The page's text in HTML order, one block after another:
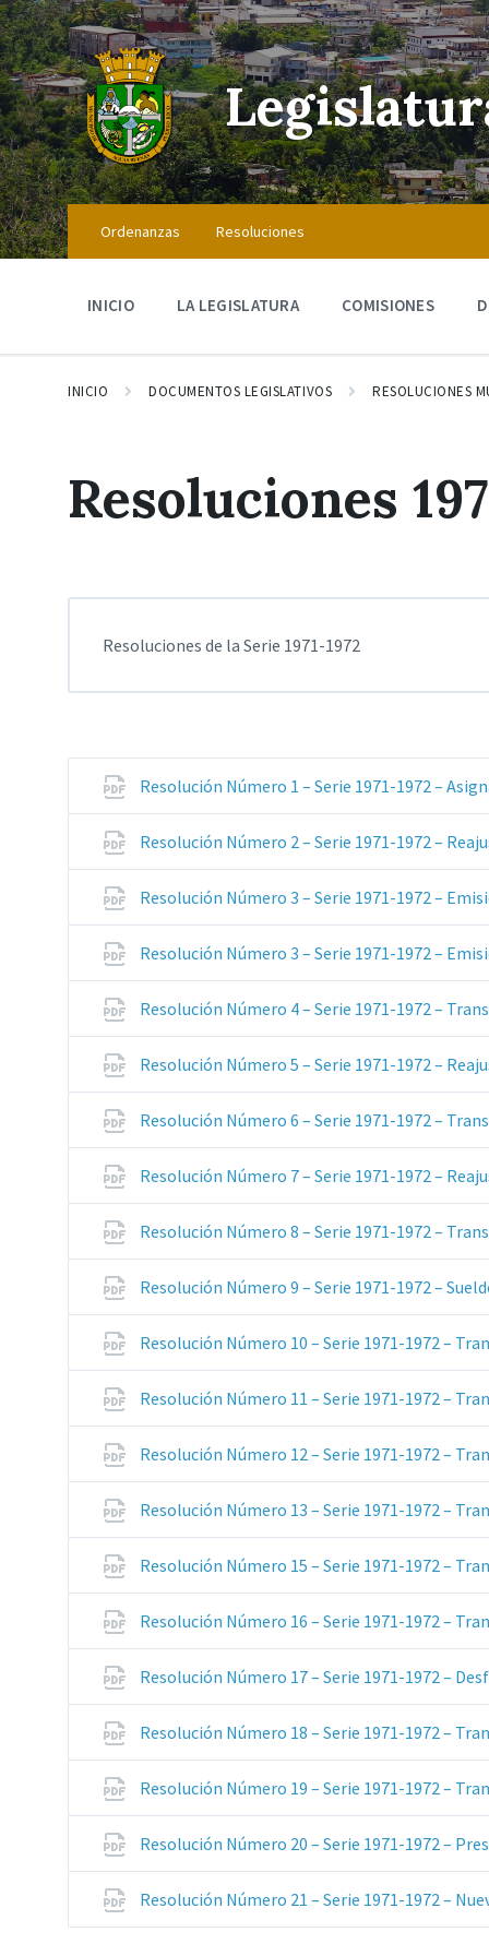
Skip
to
content
Skip
to
main
navigation
Skip
to
footer
Ordenanzas Resoluciones
INICIO LA LEGISLATURA COMISIONES
INICIO DOCUMENTOS LEGISLATIVOS RESOLUCIONES
Resoluciones
Resoluciones de la Serie 1971-1972
Resolución Número 1 – Serie 1971-1972 –
Resolución Número 2 – Serie 1971-1972 –
Resolución Número 3 – Serie 1971-1972 –
Resolución Número 3 – Serie 1971-1972 –
Resolución Número 4 – Serie 1971-1972 –
Resolución Número 5 – Serie 1971-1972 –
Resolución Número 6 – Serie 1971-1972 –
Resolución Número 7 – Serie 1971-1972 –
Resolución Número 8 – Serie 1971-1972 –
Resolución Número 9 – Serie 1971-1972 –
Resolución Número 10 – Serie 1971-1972 –
Resolución Número 11 – Serie 1971-1972 –
Resolución Número 12 – Serie 1971-1972 –
Resolución Número 13 – Serie 1971-1972 –
Resolución Número 15 – Serie 1971-1972 –
Resolución Número 16 – Serie 1971-1972 –
Resolución Número 17 – Serie 1971-1972 –
Resolución Número 18 – Serie 1971-1972 –
Resolución Número 19 – Serie 1971-1972 –
Resolución Número 20 – Serie 1971-1972 –
Resolución Número 21 – Serie 1971-1972 –